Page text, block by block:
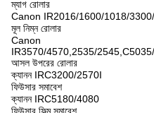
ম্যাগ রোলার
Canon IR2016/1600/1018/3300/
মূল নিম্ন রোলার
Canon
IR3570/4570,2535/
আসল উপরের রোলার
ক্যানন IRC3200/2570I
ফিউসার সমাবেশ
ক্যানন IRC5180/4080